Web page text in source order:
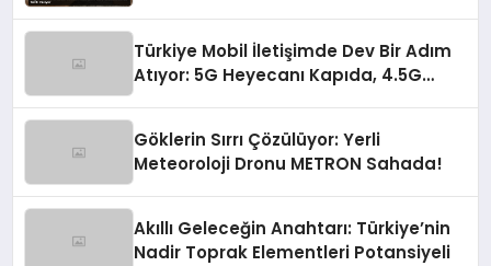
Türkiye Mobil İletişimde Dev Bir Adım
Atıyor: 5G Heyecanı Kapıda, 4.5G
Göklerin Sırrı Çözülüyor: Yerli
Meteoroloji Dronu METRON Sahada!
Akıllı Geleceğin Anahtarı: Türkiye’nin
Nadir Toprak Elementleri Potansiyeli